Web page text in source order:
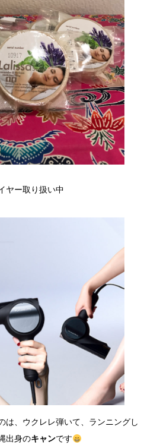
ヤー取り扱い中
は、ウクレレ弾いて、ランニングし
出身のキャンです